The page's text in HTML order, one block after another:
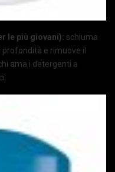
le più giovani): schiuma
e rimuove il
ama i detergenti a